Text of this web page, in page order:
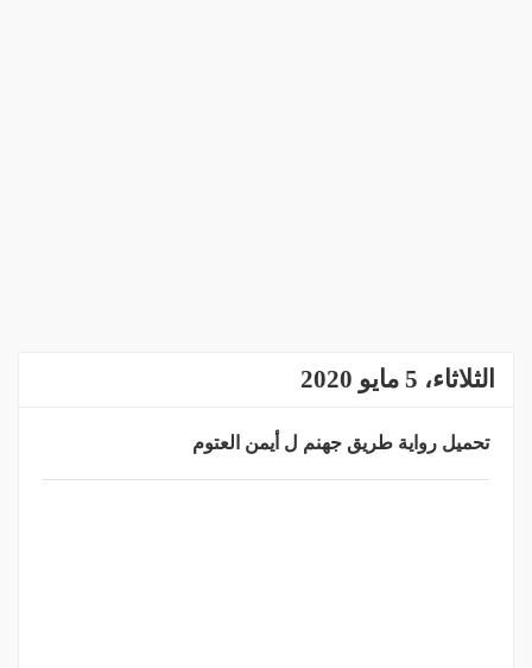
الثلاثاء، 5 مايو 2020
تحميل رواية طريق جهنم ل أيمن العتوم